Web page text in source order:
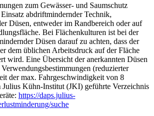
zum Gewässer- und Saumschutz
abdriftmindernder Technik,
Düsen, entweder im Randbereich oder auf
Bei Flächenkulturen ist bei der
Düsen darauf zu achten, dass der
dem üblichen Arbeitsdruck auf der Fläche
wird. Eine Übersicht der anerkannten Düsen
(reduzierter
der max. Fahrgeschwindigkeit von 8
Julius Kühn-Institut (JKI) geführte Verzeichnis
https://daps.julius-
suche